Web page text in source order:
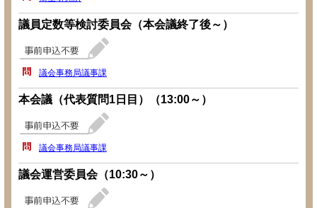
議員定数等検討委員会（本会議終了後～）
議会事務局議事課
本会議（代表質問1日目）（13:00～）
議会事務局議事課
議会運営委員会（10:30～）